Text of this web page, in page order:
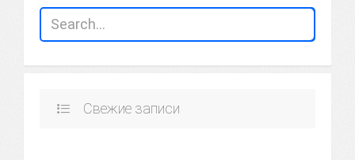
Свежие записи